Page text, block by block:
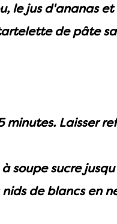
le jus d'ananas
de pâte
Laisser
soupe sucre
de blancs en